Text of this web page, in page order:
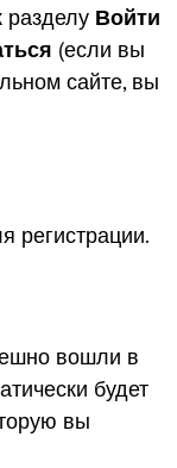
разделу Войти
(если вы
сайте, вы
регистрации.
вошли в
будет
вы